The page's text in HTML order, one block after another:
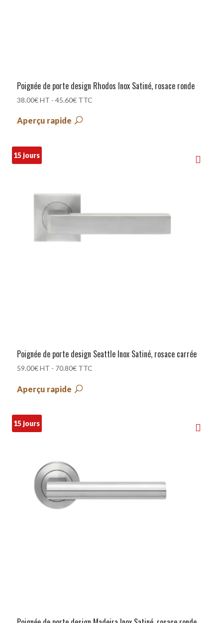
Poignée de porte design Rhodos Inox Satiné, rosace ronde
38.00€ HT - 45.60€TTC
Aperçu rapide
15 jours
Poignée de porte design Seattle Inox Satiné, rosace carrée
59.00€ HT - 70.80€TTC
Aperçu rapide
15 jours